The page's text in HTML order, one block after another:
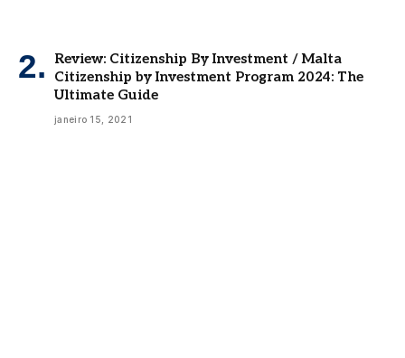
Review: Citizenship By Investment / Malta
Citizenship by Investment Program 2024: The
Ultimate Guide
janeiro 15, 2021